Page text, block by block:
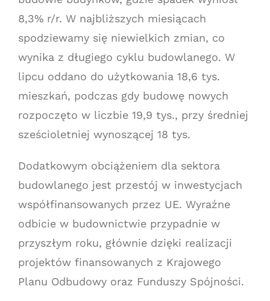
8,3% r/r. W najbliższych miesiącach
spodziewamy się niewielkich zmian, co
wynika z długiego cyklu budowlanego. W
lipcu oddano do użytkowania 18,6 tys.
mieszkań, podczas gdy budowę nowych
rozpoczęto w liczbie 19,9 tys., przy średniej
sześcioletniej wynoszącej 18 tys.
Dodatkowym obciążeniem dla sektora
budowlanego jest przestój w inwestycjach
współfinansowanych przez UE. Wyraźne
odbicie w budownictwie przypadnie w
przyszłym roku, głównie dzięki realizacji
projektów finansowanych z Krajowego
Planu Odbudowy oraz Funduszy Spójności.